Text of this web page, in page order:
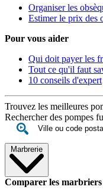
Organiser les
Estimer le prix des
Pour vous aider
Qui doit payer les
Tout ce qu'il faut
10 conseils d'expert
Trouvez les meilleures
Rechercher des pompes
Marbrerie
Comparer les marbriers